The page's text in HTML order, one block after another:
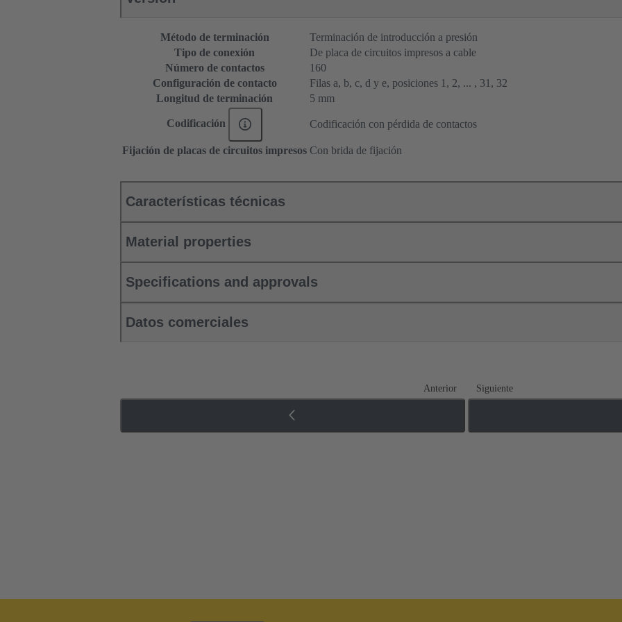
Método de terminación
Terminación de introducción a presión
Tipo de conexión
De placa de circuitos impresos a cable
Número de contactos
160
Configuración de contacto
Filas a, b, c, d y e, posiciones 1, 2, ... , 31, 32
Longitud de terminación
5 mm
Codificación Codificación con pérdida de contactos
Fijación de placas de circuitos impresos Con brida de fijación
Características técnicas
Material properties
Specifications and approvals
Datos comerciales
Anterior Siguiente